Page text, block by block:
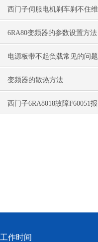
化中的应用案例
西门子伺服电机刹车刹不住维
修（刹车线圈烧毁维修）
6RA80变频器的参数设置方法
电源板带不起负载常见的问题
变频器的散热方法
西门子6RA8018故障F60051报
工作时间